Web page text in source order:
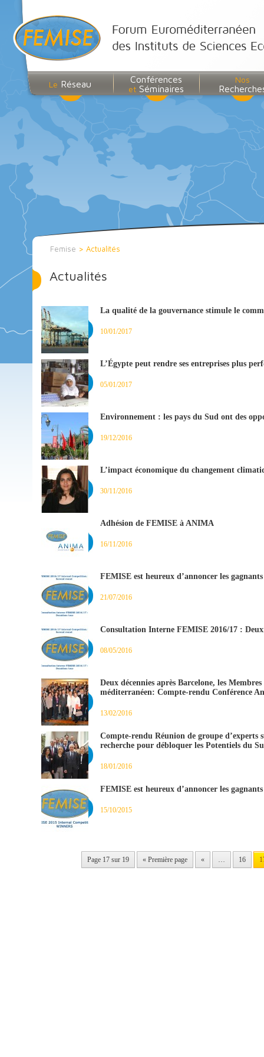
Le Réseau Conférences
et Séminaires
Nos
Femise > Actualités
Actualités
La qualité de la gouvernance stimule le
10/01/2017
L’Égypte peut rendre ses entreprises plus
05/01/2017
Environnement : les pays du Sud ont des
19/12/2016
L’impact économique du changement
30/11/2016
Adhésion de FEMISE à ANIMA
16/11/2016
FEMISE est heureux d’annoncer les
21/07/2016
Consultation Interne FEMISE 2016/17 :
08/05/2016
Deux décennies après Barcelone, les
méditerranéen: Compte-rendu Conférence
13/02/2016
Compte-rendu Réunion de groupe
recherche pour débloquer les Potentiels du
18/01/2016
FEMISE est heureux d’annoncer les
15/10/2015
Page 17 sur 19 « Première page « … 16